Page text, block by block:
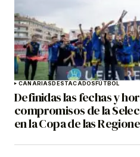
CANARIASDESTACADOSFÚTBOL
Definidas las fechas y
compromisos de la
en la Copa de las